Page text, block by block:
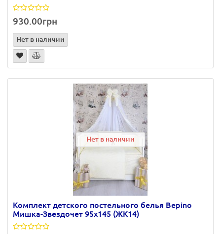
930.00грн
Нет в наличии
Нет в наличии
Комплект детского постельного белья Bepino
Мишка-Звездочет 95х145 (ЖК14)